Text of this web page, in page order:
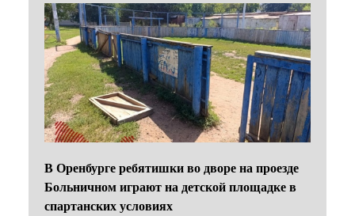
В Оренбурге ребятишки во дворе на проезде
Больничном играют на детской площадке в
спартанских условиях